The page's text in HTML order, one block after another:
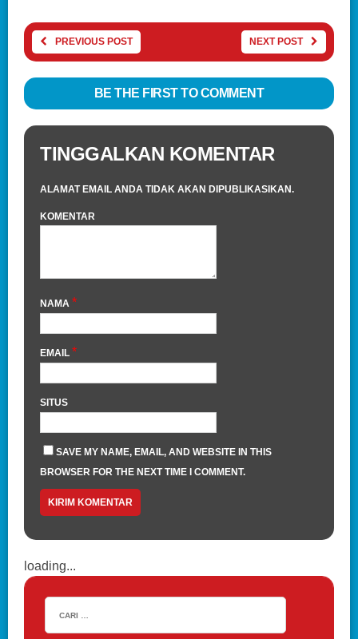
PREVIOUS POST NEXT POST
BE THE FIRST TO COMMENT
TINGGALKAN KOMENTAR
ALAMAT EMAIL ANDA TIDAK AKAN DIPUBLIKASIKAN.
KOMENTAR
NAMA *
EMAIL *
SITUS
SAVE MY NAME, EMAIL, AND WEBSITE IN THIS
BROWSER FOR THE NEXT TIME I COMMENT.
loading...